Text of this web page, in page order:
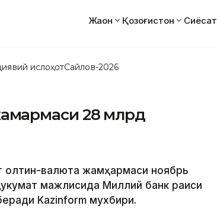
Жаҳон Қозоғистон Сиёсат
ислоҳотСайлов-2026
28 млрд
олтин-валюта жамҳармаси ноябрь
мажлисида Миллий банк раиси
Kazinform мухбири.